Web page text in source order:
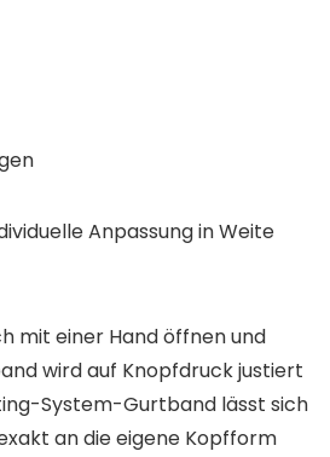
Anpassung in Weite
mit einer Hand öffnen und
wird auf Knopfdruck justiert
System-Gurtband lässt sich
an die eigene Kopfform